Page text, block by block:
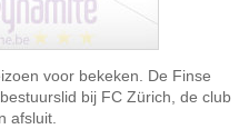
voor bekeken. De Finse
bij FC Zürich, de club
afsluit.